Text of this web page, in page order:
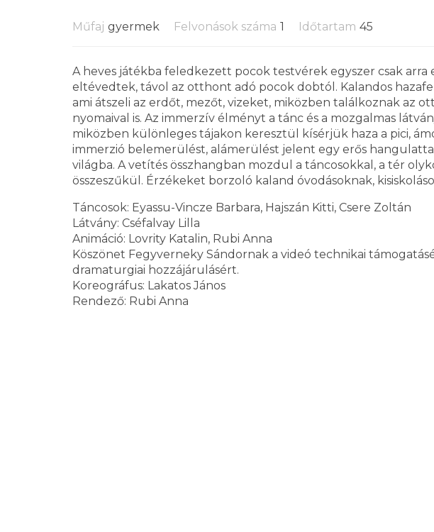
Műfaj gyermek Felvonások száma 1 Időtartam 45
A heves játékba feledkezett pocok testvérek egyszer csak arra
eltévedtek, távol az otthont adó pocok dobtól. Kalandos
ami átszeli az erdőt, mezőt, vizeket, miközben találkoznak az
nyomaival is. Az immerzív élményt a tánc és a mozgalmas
miközben különleges tájakon keresztül kísérjük haza a pici,
immerzió belemerülést, alámerülést jelent egy erős
világba. A vetítés összhangban mozdul a táncosokkal, a tér
összeszűkül. Érzékeket borzoló kaland óvodásoknak,
Táncosok: Eyassu-Vincze Barbara, Hajszán Kitti, Csere Zoltán
Látvány: Cséfalvay Lilla
Animáció: Lovrity Katalin, Rubi Anna
Köszönet Fegyverneky Sándornak a videó technikai
dramaturgiai hozzájárulásért.
Koreográfus: Lakatos János
Rendező: Rubi Anna